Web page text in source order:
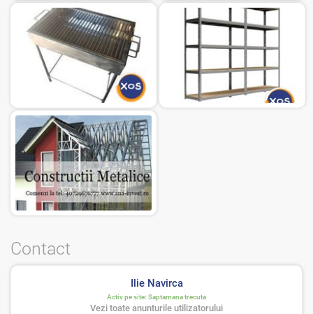
Contact
Ilie Navirca
Activ pe site: Saptamana trecuta
Vezi toate anunturile utilizatorului